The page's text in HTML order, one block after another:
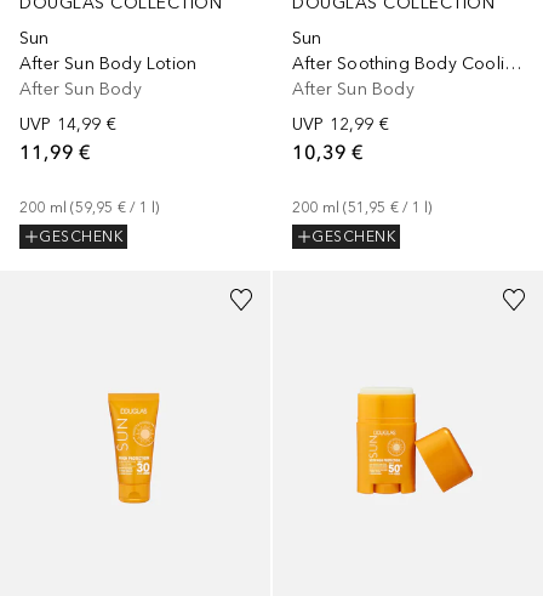
Sun
After Sun Body Lotion
After Sun Body
UVP 14,99 €
11,99 €
200 ml (59,95 € / 1 l)
GESCHENK
Sun
After Soothing Body Cooling Gel
After Sun Body
UVP 12,99 €
10,39 €
200 ml (51,95 € / 1 l)
GESCHENK